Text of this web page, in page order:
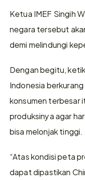
Ketua IMEF Singih
negara tersebut
demi melindungi
Dengan begitu,
Indonesia
konsumen terbesar
produksinya agar
bisa melonjak tinggi.
“Atas kondisi peta
dapat dipastikan